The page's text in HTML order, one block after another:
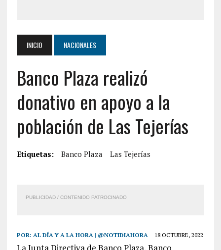
INICIO NACIONALES
Banco Plaza realizó
donativo en apoyo a la
población de Las Tejerías
Etiquetas: Banco Plaza Las Tejerías
PUBLICIDAD / CONTENIDO PATROCINADO
POR: AL DÍA Y A LA HORA | @NOTIDIAHORA 18 OCTUBRE, 2022